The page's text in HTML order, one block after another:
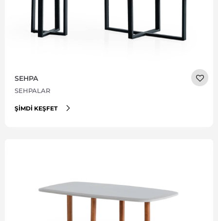
SEHPA
SEHPALAR
ŞIMDI KEŞFET